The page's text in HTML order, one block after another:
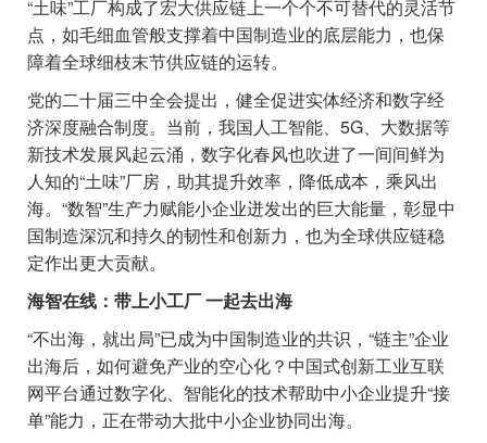
“土味”工厂构成了宏大供应链上一个个不可替代的灵活节
点，如毛细血管般支撑着中国制造业的底层能力，也保
障着全球细枝末节供应链的运转。
党的二十届三中全会提出，健全促进实体经济和数字经
济深度融合制度。当前，我国人工智能、5G、大数据等
新技术发展风起云涌，数字化春风也吹进了一间间鲜为
人知的“土味”厂房，助其提升效率，降低成本，乘风出
海。“数智”生产力赋能小企业迸发出的巨大能量，彰显中
国制造深沉和持久的韧性和创新力，也为全球供应链稳
定作出更大贡献。
海智在线：带上小工厂 一起去出海
“不出海，就出局”已成为中国制造业的共识，“链主”企业
出海后，如何避免产业的空心化？中国式创新工业互联
网平台通过数字化、智能化的技术帮助中小企业提升“接
单”能力，正在带动大批中小企业协同出海。